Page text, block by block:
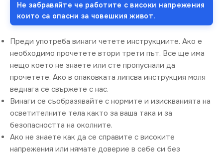
Не забравяйте че работите с високи напрежения
които са опасни за човешкия живот.
Преди употреба винаги четете инструкциите. Ако е
необходимо прочетете втори трети път. Все ще има
нещо което не знаете или сте пропуснали да
прочетете. Ако в опаковката липсва инструкция моля
веднага се свържете с нас.
Винаги се съобразявайте с нормите и изискванията на
осветителните тела както за ваша така и за
безопасността на околните.
Ако не знаете как да се справите с високите
напрежения или нямате доверие в себе си без